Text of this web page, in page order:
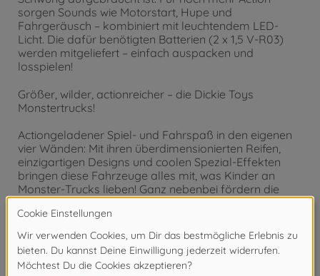
sorgen Sounds wie Motorstart, Hupe und
Fahrgeräusch – kombiniert mit leuchtendem LED-
Licht. Die dafür benötigten Batterien (2 x 1,5 V-R03)
werden mitgeliefert – einfach auspacken und
losspielen!
Größer, wilder, actionreicher – die Dickie Toys
Monstertrucks!
Actiongeladener Spiel- und Fahrspaß in den eigenen
vier Wänden: Mit ihren überdimensionierten Reifen,
einzigartigen Designs und coolen Spezial-Effekten
bringen diese Fahrzeuge alles mit, was Kinder an
Monster-Trucks lieben! Ganz nebenbei fördern die
Spielzeugautos die Motorik, Fantasie und Kreativität
der Kids – und faszinieren Mädchen und Jungen
gleichermaßen.
Ein Qualitäts-Spielzeug von Dickie Toys